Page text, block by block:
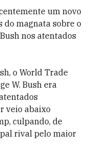
um novo
do magnata sobre o
nos atentados
o World Trade
W. Bush era
veio abaixo
culpando, de
rival pelo maior